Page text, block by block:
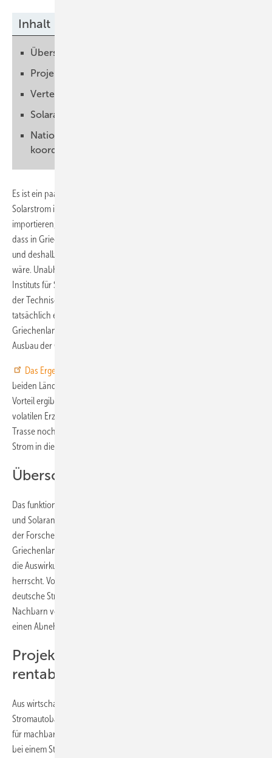
Inhalt
Überschüsse verteilen
Projekt wäre wirtschaftlich durchaus rentabel
Verteilnetze müssen ausgebaut werden
Solaranlagen auch im Norden bauen
Nationale Energiepolitik gemeinsam
koordinieren
Es ist ein paar Jahre her, als die Kanzlerin die Idee hatte, doch den
Solarstrom in Griechenland zu produzieren und nach Deutschland zu
importieren, statt ihn hierzulande zu erzeugen. Die Rechnung war,
dass in Griechenland die Sonne viel öfter scheint als in Deutschland
und deshalb dort der Strom aus Photovoltaikanlagen viel billiger
wäre. Unabhängig von dieser Idee haben Forscher des Fraunhofer
Instituts für Solare Energiesysteme (ISE) zusammen mit Kollegen von
der Technischen Universität Athen untersucht, welche Potenziale
tatsächlich eine direkte Stromverbindung zwischen Deutschland und
Griechenland hätte und vor allem, wie viel das – im Vergleich zum
Ausbau der Ökostromerzeugung in beiden Ländern – hätte.
Das Ergebnis
beiden Länder direkt mit einer Stromtrasse verbunden wären. Dieser
Vorteil ergibt sich vor allem im Ausgleich und in der Umverteilung der
volatilen Erzeugungskapazitäten. Vor allem aber weil entlang der
Trasse noch einen Reihe von weiteren Staaten liegen, die ebenfalls
Strom in die Leitung einspeisen oder daraus entnehmen könnten.
Überschüsse verteilen
Das funktioniert aber nur, wenn die Erzeugung von Strom aus Wind-
und Solaranlagen in beiden Ländern unterschiedlich ist. Die Analyse
der Forscher hat aber gezeigt, dass in Deutschland und in
Griechenland sehr oft gleich viel Ökostrom produziert würde. Das hat
die Auswirkung, dass dann ein Überschuss im gesamten Netz
herrscht. Vor allem Griechenland bekäme dann Probleme. Denn der
deutsche Strommarkt ist viel größer und Deutschland ist mit viel mehr
Nachbarn verbunden, so dass es leichter wird, für die Überschüsse
einen Abnehmer zu finden.
Projekt wäre wirtschaftlich durchaus
rentabel
Aus wirtschaftlicher Sicht halten die Forscher den Bau einer solchen
Stromautobahn zwischen Deutschland und Griechenland durchaus
für machbar. Denn die Auslastung der Leitung wäre hoch genug, um
bei einem Strompreis von 0,6 Cent pro Kilowattstunde eine Rendite